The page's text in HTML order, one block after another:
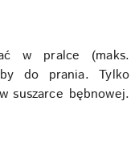
w pralce (maks.
do prania. Tylko
suszarce bębnowej.